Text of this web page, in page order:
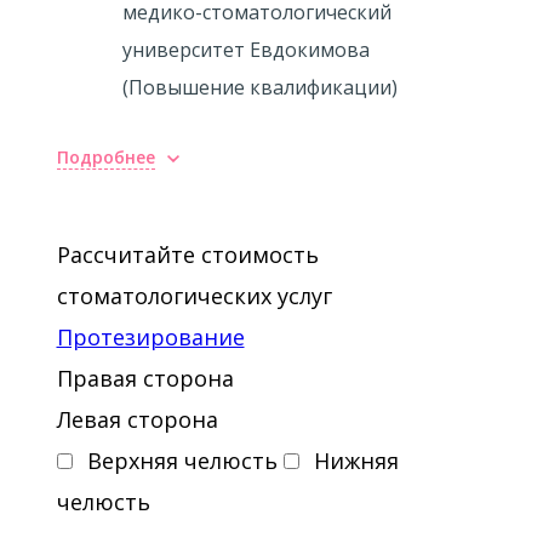
медико-стоматологический
университет Евдокимова
(Повышение квалификации)
Повышение квалификации
"Применение современных никель-
титановых инструментов Protaper
Universal" при Dentsply/Maillefer
Подробнее
Рассчитайте стоимость
стоматологических услуг
Протезирование
Правая сторона
Левая сторона
Верхняя челюсть
Нижняя
челюсть